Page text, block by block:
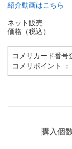
紹介動画はこちら
ネット販売
価格（税込）
コメリカード番号
コメリポイント ：
購入個